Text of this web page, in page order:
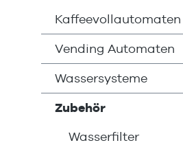
Kaffeevollautomaten
Vending Automaten
Wassersysteme
Zubehör
Wasserfilter